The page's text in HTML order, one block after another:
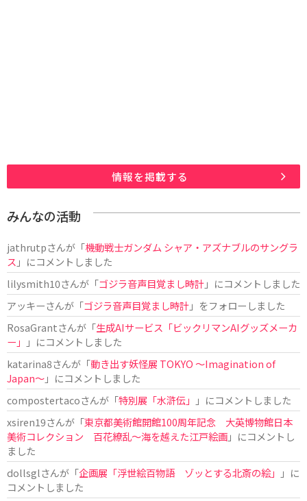
情報を掲載する
みんなの活動
jathrutpさんが「機動戦士ガンダム シャア・アズナブルのサングラ
ス 」にコメントしました
lilysmith10さんが「ゴジラ音声目覚まし時計」にコメントしました
アッキーさんが「ゴジラ音声目覚まし時計」をフォローしました
RosaGrantさんが「生成AIサービス「ビックリマンAIグッズメーカ
ー」
」にコメントしました
katarina8さんが「動き出す妖怪展 TOKYO 〜Imagination of
Japan〜」にコメントしました
compostertacoさんが「特別展「水滸伝」
」にコメントしました
xsiren19さんが「東京都美術館開館100周年記念 大英博物館日本
美術コレクション 百花繚乱～海を越えた江戸絵画」にコメントし
ました
dollsglさんが「企画展「浮世絵百物語 ゾッとする北斎の絵」
」に
コメントしました